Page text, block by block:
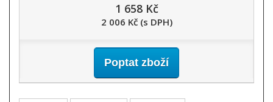
1 658 Kč
2 006 Kč (s DPH)
Poptat zboží